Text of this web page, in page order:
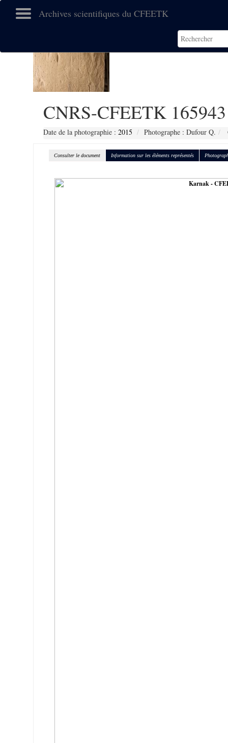
Archives scientifiques du CFEETK
CNRS-CFEETK 165943
Date de la photographie : 2015 Photographe : Dufour Q.
Consulter le document Information sur les éléments représentés